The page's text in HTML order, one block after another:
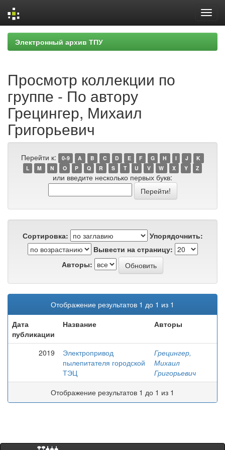
Skip
navigation
Электронный архив ТПУ
Просмотр коллекции по
группе - По автору
Грецингер, Михаил
Григорьевич
Перейти к: 0-9 A B C D E F G H I J
K
L
M N O P Q R S T U V W X Y Z
или введите несколько первых букв:
Сортировка:
Упорядочнить:
Вывести на страницу:
Авторы:
Отображение результатов 1 до 1 из 1
Дата
публикации
Название Авторы
2019
Электропривод
пылепитателя городской
ТЭЦ
Грецингер,
Михаил
Григорьевич
Отображение результатов 1 до 1 из 1